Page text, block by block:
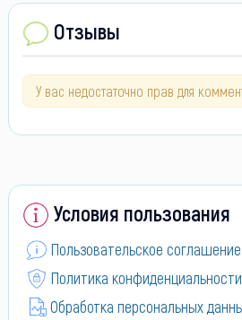
Отзывы
У вас недостаточно прав для
Условия пользования
Пользовательское соглашение
Политика конфиденциальности
Обработка персональных